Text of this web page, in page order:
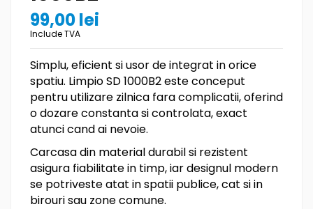
99,00 lei
Include TVA
Simplu, eficient si usor de integrat in orice
spatiu. Limpio SD 1000B2 este conceput
pentru utilizare zilnica fara complicatii, oferind
o dozare constanta si controlata, exact
atunci cand ai nevoie.
Carcasa din material durabil si rezistent
asigura fiabilitate in timp, iar designul modern
se potriveste atat in spatii publice, cat si in
birouri sau zone comune.